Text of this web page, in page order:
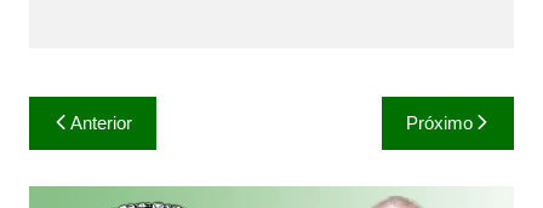
Navegação
de
Post
Anterior Próximo